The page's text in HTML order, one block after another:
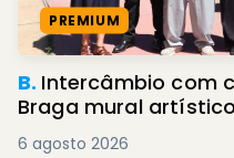
PREMIUM
B. Intercâmbio com
Braga mural artístico
6 agosto 2026